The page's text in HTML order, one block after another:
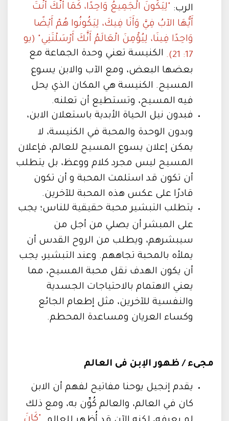
الرب: "لِيَكُونَ الْجَمِيعُ وَاحِدًا، كَمَا أَنَّكَ أَنْتَ
أَيُّهَا الآبُ فِيَّ وَأَنَا فِيكَ، لِيَكُونُوا هُمْ أَيْضًا
وَاحِدًا فِينَا، لِيُؤْمِنَ الْعَالَمُ أَنَّكَ أَرْسَلْتَنِي" (يو
17: 21).
الكنيسة تعني وحدة الجماعة مع
بعضها البعض، ومع الآب والابن يسوع
المسيح. الكنيسة هي المكان الذي يحل
فيه المسيح، وتستطيع أن تعلنه.
فبدون نيل الحياة الأبدية باستعلان الابن،
وبدون الوحدة والمحبة في الكنيسة، لا
يمكن إعلان يسوع المسيح للعالم، فإعلان
المسيح ليس مجرد كلام ووعظ، بل يتطلب
أن تكون قد استلمت المحبة و أن تكون
قادرًا على عكس هذه المحبة للآخرين.
يتطلب التبشير محبة حقيقية للناس؛ يجب
على المبشر أن يصلي من أجل من
سيبشرهم، ويطلب من الروح القدس أن
يملأه بالمحبة تجاههم. وعند التبشير، يجب
أن يكون الهدف نقل محبة المسيح، مما
يعني الاهتمام بالاحتياجات الجسدية
والنفسية للآخرين، مثل إطعام الجائع
وكساء العريان ومساعدة المحطم.
مجىء / ظهور الإبن فى العالم
يقدم إنجيل يوحنا مفاتيح لفهم أن الابن
كان في العالم، والعالم كُوِّن به، ومع ذلك
"كَانَ